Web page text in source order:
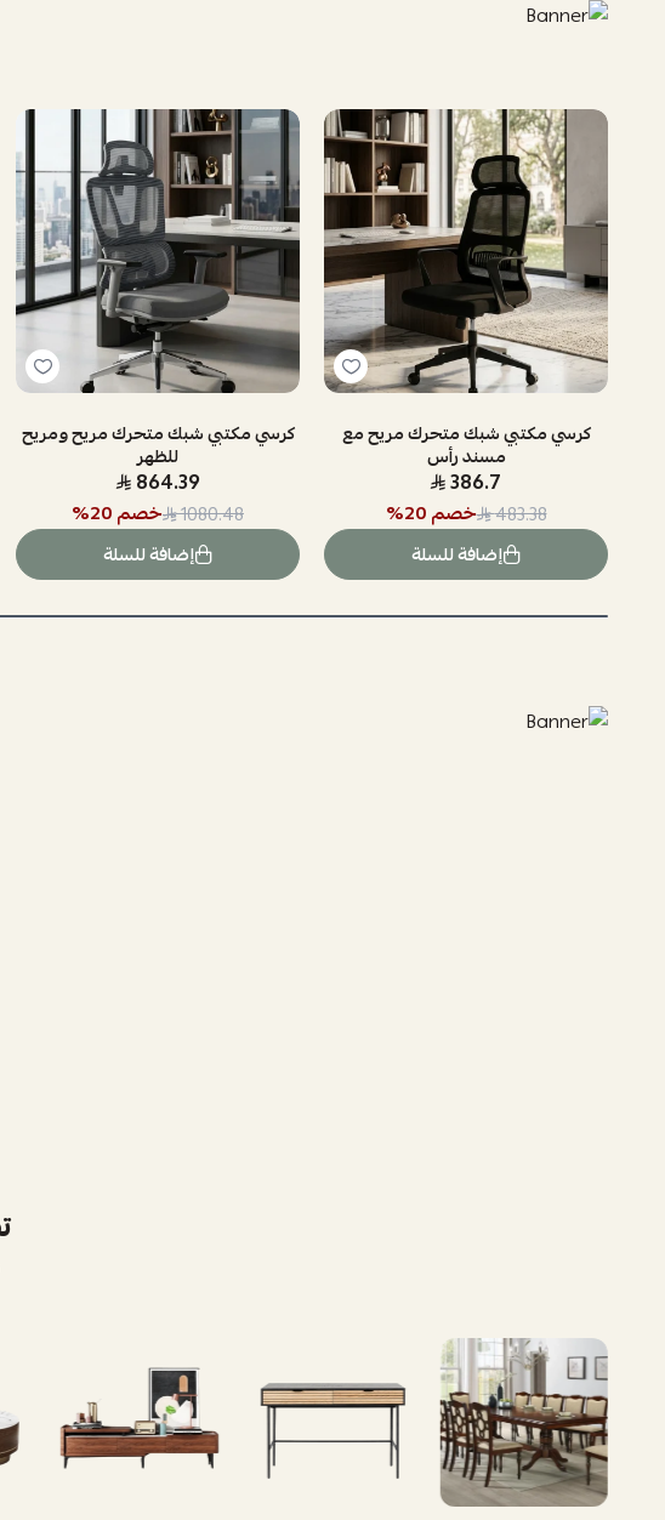
كرسي مكتبي شبك متحرك مريح مع
مسند رأس
386.7
483.38 خصم20
%
إضافة للسلة
كرسي مكتبي شبك متحرك مريح ومريح
للظهر
864.39
1080.48 خصم20
%
إضافة للسلة